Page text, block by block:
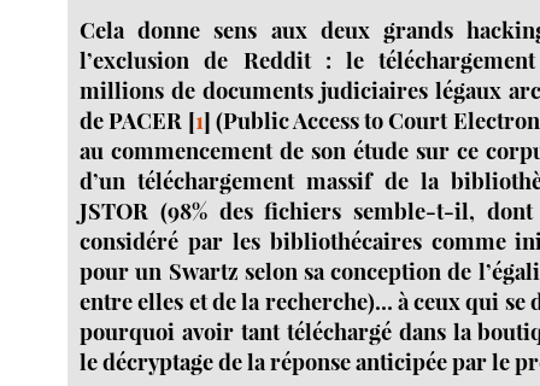
Cela donne sens aux deux grands
l’exclusion de Reddit : le
millions de documents judiciaires légaux
de PACER [1] (Public Access to Court
au commencement de son étude sur ce
d’un téléchargement massif de la
JSTOR (98% des fichiers semble-t-il,
considéré par les bibliothécaires comme
pour un Swartz selon sa conception de
entre elles et de la recherche)... à ceux qui se
pourquoi avoir tant téléchargé dans la
le décryptage de la réponse anticipée par le